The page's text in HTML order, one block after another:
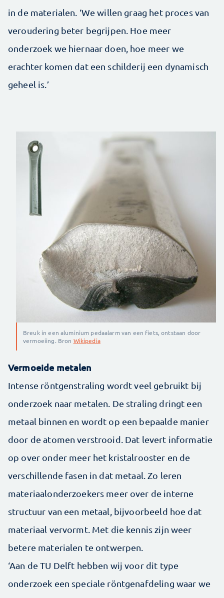
in de materialen. ‘We willen graag het proces van
veroudering beter begrijpen. Hoe meer
onderzoek we hiernaar doen, hoe meer we
erachter komen dat een schilderij een dynamisch
geheel is.’
Breuk in een aluminium pedaalarm van een fiets, ontstaan door
vermoeiing. Bron Wikipedia
Vermoeide metalen
Intense röntgenstraling wordt veel gebruikt bij
onderzoek naar metalen. De straling dringt een
metaal binnen en wordt op een bepaalde manier
door de atomen verstrooid. Dat levert informatie
op over onder meer het kristalrooster en de
verschillende fasen in dat metaal. Zo leren
materiaalonderzoekers meer over de interne
structuur van een metaal, bijvoorbeeld hoe dat
materiaal vervormt. Met die kennis zijn weer
betere materialen te ontwerpen.
‘Aan de TU Delft hebben wij voor dit type
onderzoek een speciale röntgenafdeling waar we